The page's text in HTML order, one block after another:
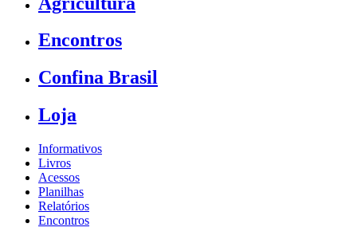
Encontros
Confina Brasil
Loja
Informativos
Livros
Acessos
Planilhas
Relatórios
Encontros